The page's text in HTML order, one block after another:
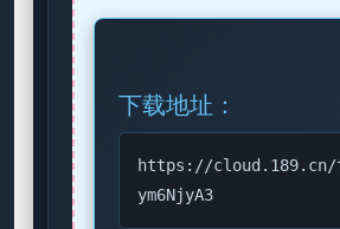
下载地址：
https://
ym6NjyA3